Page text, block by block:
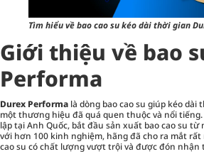
Tìm hiểu về bao cao su kéo dài thời gian
Giới thiệu về bao
Performa
Durex Performa là dòng bao cao su giúp kéo
một thương hiệu đã quá quen thuộc và nổi
lập tại Anh Quốc, bắt đầu sản xuất bao cao su
với hơn 100 kinh nghiệm, hãng đã cho ra mắt
cao su có chất lượng vượt trội và được đón nhận